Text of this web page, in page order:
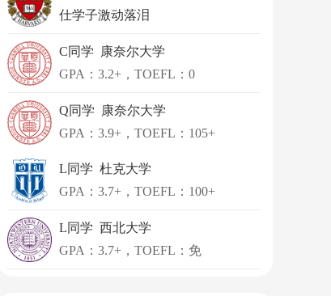
仕学子激动落泪
C同学 康奈尔大学
GPA：3.2+，TOEFL：0
Q同学 康奈尔大学
GPA：3.9+，TOEFL：105+
L同学 杜克大学
GPA：3.7+，TOEFL：100+
L同学 西北大学
GPA：3.7+，TOEFL：免